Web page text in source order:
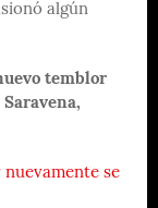
algún
temblor
se